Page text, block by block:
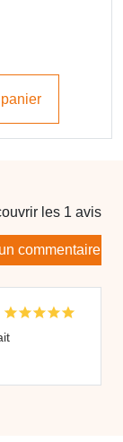
les 1 avis
commentaire